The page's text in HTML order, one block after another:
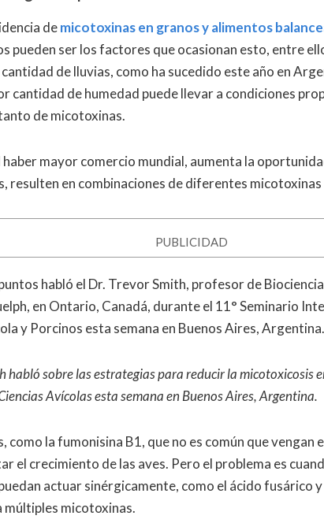
demicotoxinas en granos y alimentos
pueden ser los factores que ocasionan esto, entre
de lluvias, como ha sucedido este año en
cantidad de humedad puede llevar a condiciones
de micotoxinas.
mayor comercio mundial, aumenta la
resulten en combinaciones de diferentes micotoxinas
PUBLICIDAD
habló el Dr. Trevor Smith, profesor de
en Ontario, Canadá, durante el 11° Seminario
y Porcinos esta semana en Buenos Aires, Argentina.
habló sobre las estrategias para reducir la micotoxicosis
Avícolas esta semana en Buenos Aires, Argentina.
como la fumonisina B1, que no es común que vengan
el crecimiento de las aves. Pero el problema es
actuar sinérgicamente, como el ácido fusárico
múltiples micotoxinas.